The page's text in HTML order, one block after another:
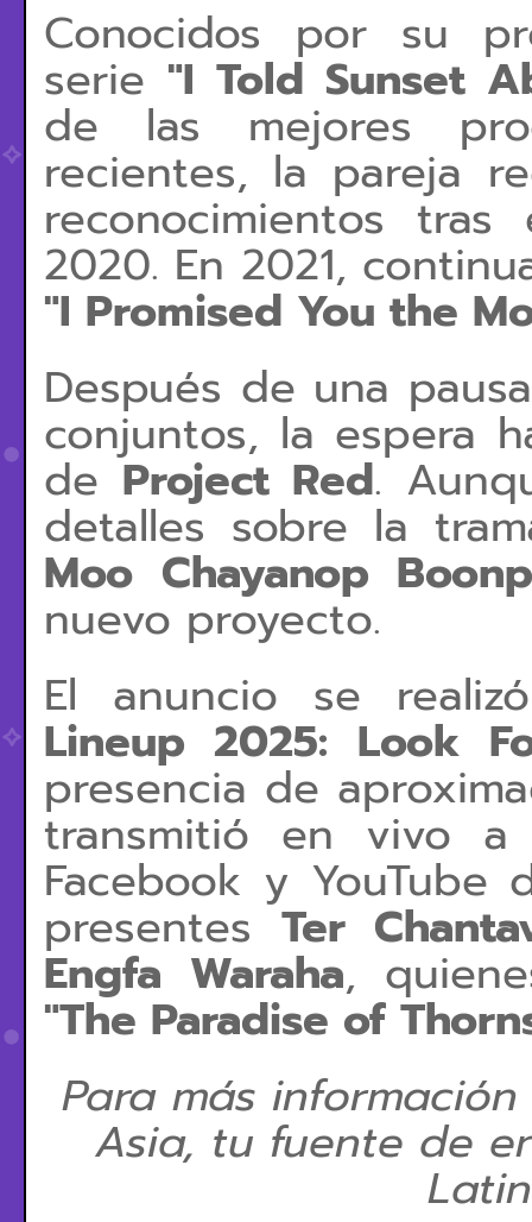
Conocidos por su
serie "I Told Sunset
de las mejores
recientes, la pareja
reconocimientos
2020. En 2021,
"I Promised You the
Después de una
conjuntos, la espera
de Project Red.
detalles sobre la
Moo Chayanop
nuevo proyecto.
El anuncio se
Lineup 2025: Look
presencia de
transmitió en vivo
Facebook y YouTube
presentes Ter
Engfa Waraha,
"The Paradise of
Para más
Asia, tu fuente de